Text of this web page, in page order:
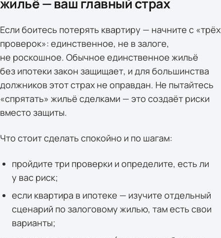
Если боитесь потерять квартиру — начните с «трёх
проверок»: единственное, не в залоге,
не роскошное. Обычное единственное жильё
без ипотеки закон защищает, и для большинства
должников этот страх не оправдан. Не пытайтесь
«спрятать» жильё сделками — это создаёт риски
вместо защиты.
Что стоит сделать спокойно и по шагам:
пройдите три проверки и определите, есть ли
у вас риск;
если квартира в ипотеке — изучите отдельный
сценарий по залоговому жилью, там есть свои
варианты;